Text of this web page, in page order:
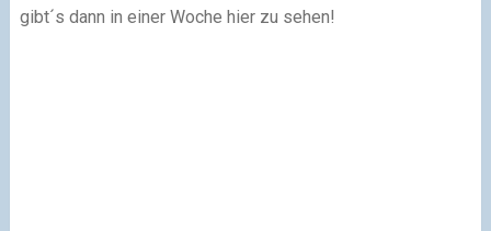
gibt´s dann in einer Woche hier zu sehen!